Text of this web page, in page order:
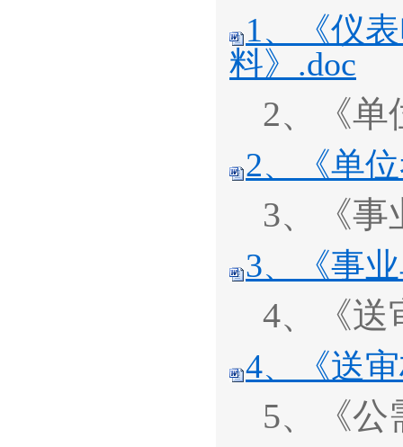
1、《仪
料》.doc
2、《单
2、《单
3、《事
3、《事
4、《送
4、《送
5、《公